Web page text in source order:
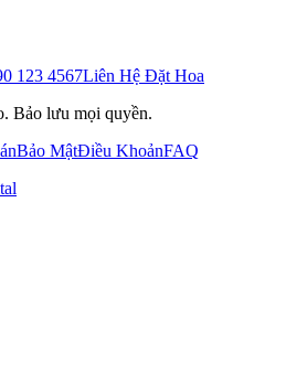
123 4567Liên Hệ Đặt Hoa
Bảo lưu mọi quyền.
Bảo MậtĐiều KhoảnFAQ